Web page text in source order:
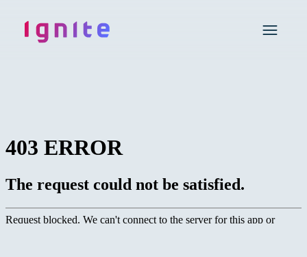
Ignite • Video Experience Cloud
Open